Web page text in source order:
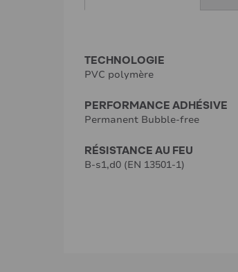
TECHNOLOGIE
PVC polymère
PERFORMANCE ADHÉSIVE
Permanent Bubble-free
RÉSISTANCE AU FEU
B-s1,d0 (EN 13501-1)